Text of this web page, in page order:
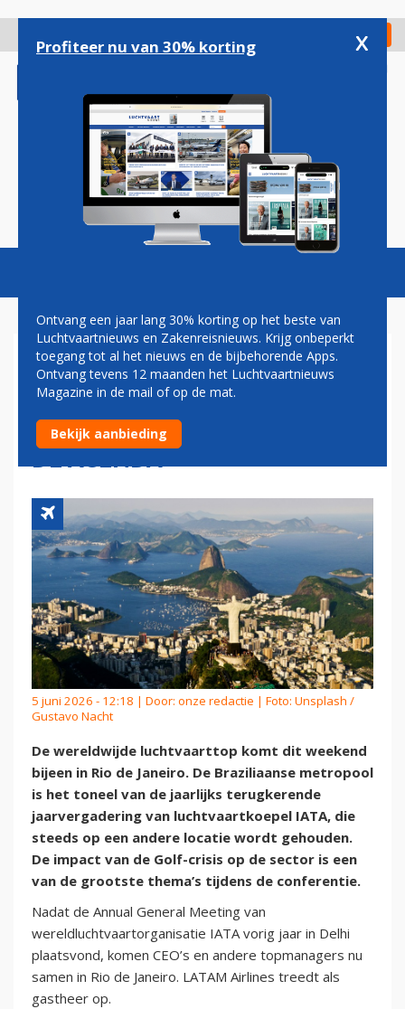
gaan
Check in
Magazine Podcasts Vacatures
LUCHTVAARTLEIDERS BIJEEN
IN RIO: GEVOLGEN CRISIS
MIDDEN-OOSTEN HOOG OP
DE AGENDA
5 juni 2026 - 12:18 | Door: onze redactie | Foto: Unsplash /
Gustavo Nacht
De wereldwijde luchtvaarttop komt dit weekend
bijeen in Rio de Janeiro. De Braziliaanse metropool
is het toneel van de jaarlijks terugkerende
jaarvergadering van luchtvaartkoepel IATA, die
steeds op een andere locatie wordt gehouden.
De impact van de Golf-crisis op de sector is een
van de grootste thema’s tijdens de conferentie.
Nadat de Annual General Meeting van
wereldluchtvaartorganisatie IATA vorig jaar in Delhi
plaatsvond, komen CEO’s en andere topmanagers nu
samen in Rio de Janeiro. LATAM Airlines treedt als
gastheer op.
Profiteer nu van 30% korting x
Ontvang een jaar lang 30% korting op het beste van
Luchtvaartnieuws en Zakenreisnieuws. Krijg onbeperkt
toegang tot al het nieuws en de bijbehorende Apps.
Ontvang tevens 12 maanden het Luchtvaartnieuws
Magazine in de mail of op de mat.
Bekijk aanbieding